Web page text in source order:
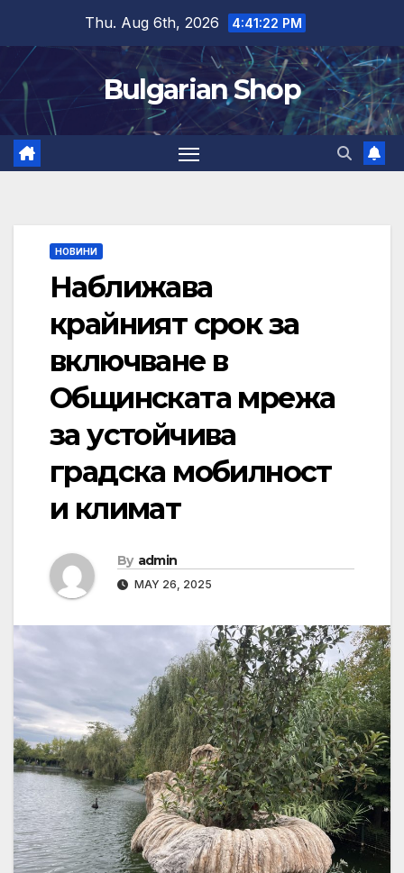
content
Thu. Aug 6th, 2026 4:41:23 PM
Bulgarian Shop
НОВИНИ
Наближава
крайният срок за
включване в
Общинската мрежа
за устойчива
градска мобилност
и климат
By admin
MAY 26, 2025